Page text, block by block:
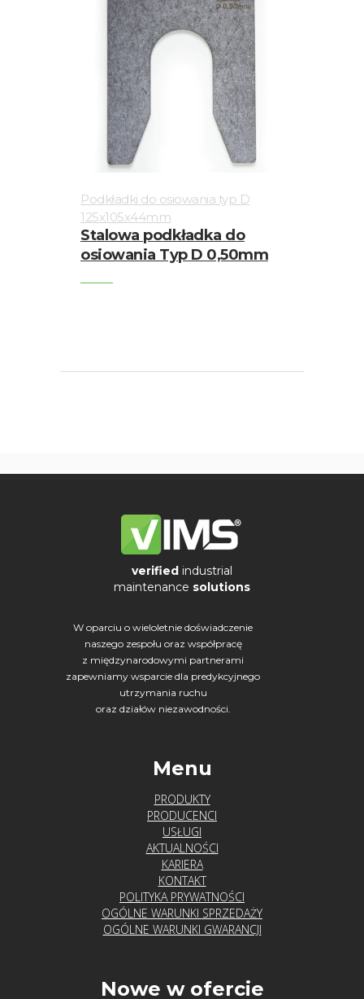
Podkładki do osiowania typ D
125x105x44mm
Stalowa podkładka do
osiowania Typ D 0,50mm
verified industrial
maintenance solutions
W oparciu o wieloletnie doświadczenie
naszego zespołu oraz współpracę
z międzynarodowymi partnerami
zapewniamy wsparcie dla predykcyjnego
utrzymania ruchu
oraz działów niezawodności.
Menu
PRODUKTY
PRODUCENCI
USŁUGI
AKTUALNOŚCI
KARIERA
KONTAKT
POLITYKA PRYWATNOŚCI
OGÓLNE WARUNKI SPRZEDAŻY
OGÓLNE WARUNKI GWARANCJI
Nowe w ofercie